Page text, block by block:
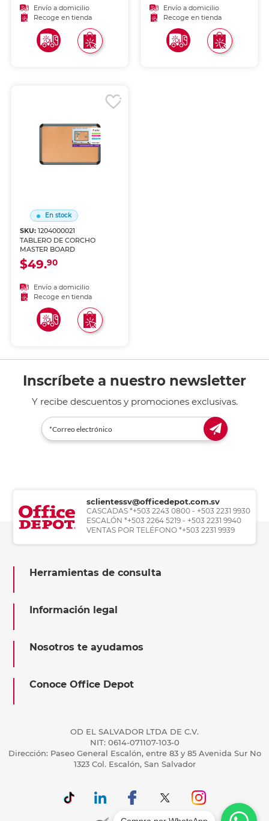
Envío a domicilio
Recoge en tienda
Envío a domicilio
Recoge en tienda
En stock
SKU:1204000021
TABLERO DE CORCHO
MASTER BOARD
$49.90
Envío a domicilio
Recoge en tienda
Inscríbete a nuestro newsletter
Y recibe descuentos y promociones exclusivas.
sclientessv@officedepot.com.sv
CASCADAS *+503 2243 0800 - +503 2231 9930
ESCALÓN *+503 2264 5219 - +503 2231 9940
VENTAS POR TELÉFONO *+503 2231 9939
Herramientas de consulta
Información legal
Nosotros te ayudamos
Conoce Office Depot
OD EL SALVADOR LTDA DE C.V.
NIT: 0614-071107-103-0
Dirección: Paseo General Escalón, entre 83 y 85 Avenida Sur No
1323 Col. Escalón, San Salvador